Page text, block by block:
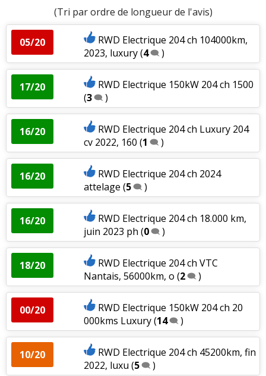
(Tri par ordre de longueur de l'avis)
05/20
RWD Electrique 204 ch 104000km,
2023, luxury(4 )
17/20
RWD Electrique 150kW 204 ch 1500
(3 )
16/20
RWD Electrique 204 ch Luxury 204
cv 2022, 160 (1 )
16/20
RWD Electrique 204 ch 2024
attelage (5 )
16/20
RWD Electrique 204 ch 18.000 km,
juin 2023 ph (0 )
18/20
RWD Electrique 204 ch VTC
Nantais, 56000km, o (2 )
00/20
RWD Electrique 150kW 204 ch 20
000kms Luxury(14 )
10/20
RWD Electrique 204 ch 45200km, fin
2022, luxu (5 )